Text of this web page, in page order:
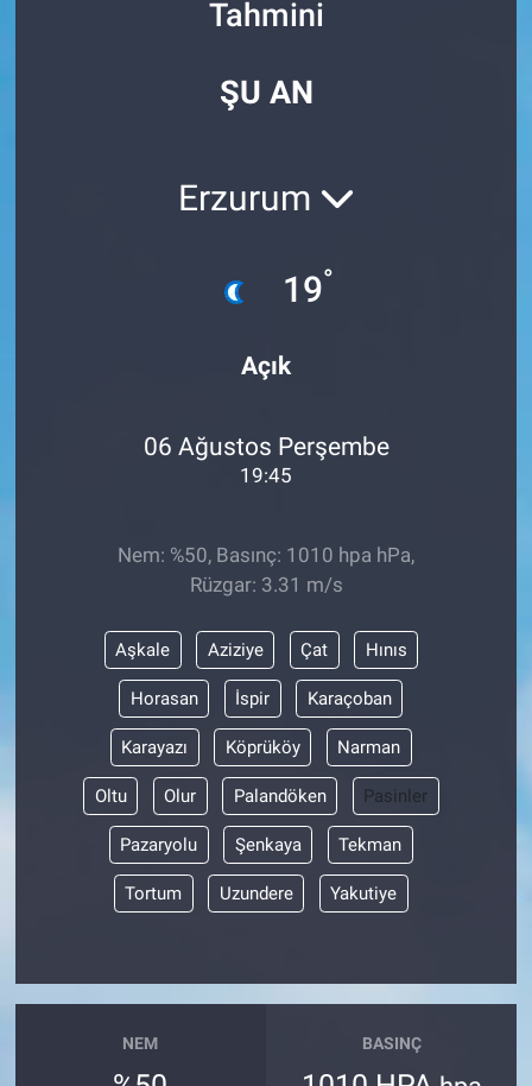
Tahmini
ŞU AN
Erzurum
19°
Açık
06 Ağustos Perşembe
19:45
Nem: %50, Basınç: 1010 hpa hPa,
Rüzgar: 3.31 m/s
Aşkale Aziziye Çat Hınıs
Horasan İspir Karaçoban
Karayazı Köprüköy Narman
Oltu Olur Palandöken Pasinler
Pazaryolu Şenkaya Tekman
Tortum Uzundere Yakutiye
NEM BASINÇ